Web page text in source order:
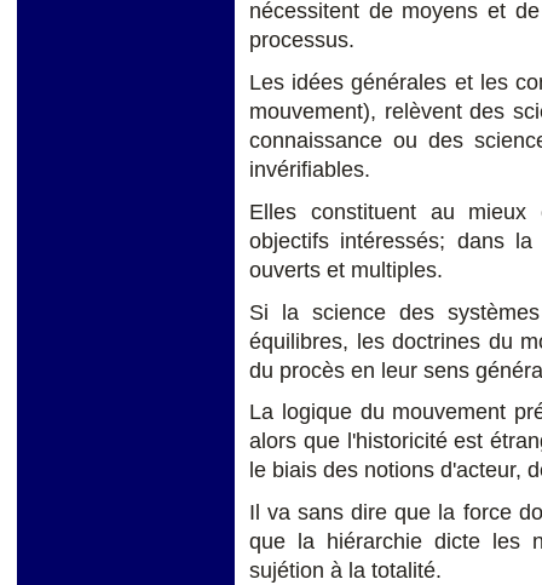
nécessitent de moyens et
processus.
Les idées générales et les
mouvement), relèvent des
connaissance ou des
invérifiables.
Elles constituent au
objectifs intéressés; dans
ouverts et multiples.
Si la science des
équilibres, les doctrines du
du procès en leur sens
La logique du mouvement
alors que l'historicité est
le biais des notions d'acteur,
Il va sans dire que la force
que la hiérarchie dicte les
sujétion à la totalité.